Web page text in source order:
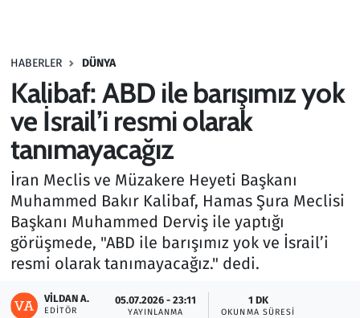
HABERLER DÜNYA
Kalibaf: ABD ile barışımız yok
ve İsrail’i resmi olarak
tanımayacağız
İran Meclis ve Müzakere Heyeti Başkanı
Muhammed Bakır Kalibaf, Hamas Şura Meclisi
Başkanı Muhammed Derviş ile yaptığı
görüşmede, "ABD ile barışımız yok ve İsrail’i
resmi olarak tanımayacağız." dedi.
VILDAN A.
EDITÖR
05.07.2026 - 23:11
YAYINLANMA
1 DK
OKUNMA SÜRESI
Haber
Kültür Sanat
Kurumsal Haberler
Lezzet Durağı
Memur ve Kamu
Otomobil